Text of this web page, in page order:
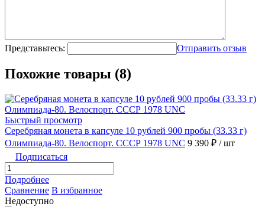
Представьтесь: Отправить отзыв
Похожие товары (8)
Быстрый просмотр
Серебряная монета в капсуле 10 рублей 900 пробы (33.33 г)
Олимпиада-80. Велоспорт. СССР 1978 UNC 9 390 ₽ / шт
Подписаться
Подробнее
Сравнение В избранное
Недоступно